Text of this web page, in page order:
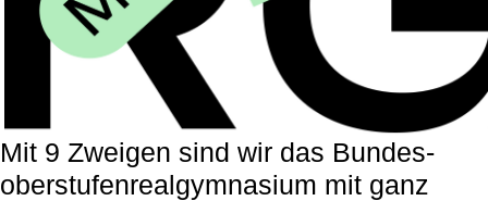
Mit 9 Zweigen sind wir das Bundes-
oberstufenrealgymnasium mit ganz